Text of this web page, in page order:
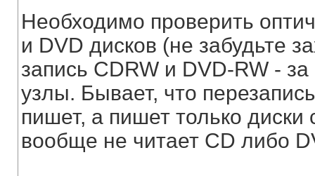
Необходимо проверить
и DVD дисков (не забудьте
запись CDRW и DVD-RW -
узлы. Бывает, что
пишет, а пишет только
вообще не читает CD либо